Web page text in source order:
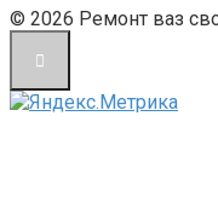
© 2026 Ремонт ваз